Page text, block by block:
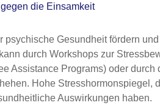
die Einsamkeit
Gesundheit fördern
durch Workshops zur
Assistance Programs) oder durch
Hohe Stresshormonspiegel,
Auswirkungen haben.